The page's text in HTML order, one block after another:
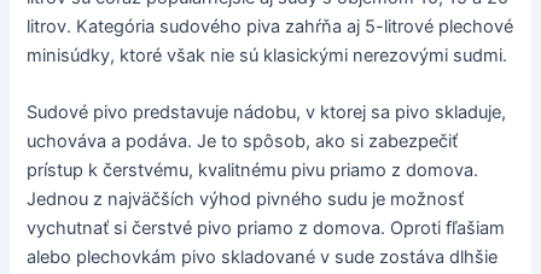
litrov. Kategória sudového piva zahŕňa aj 5-litrové plechové
minisúdky, ktoré však nie sú klasickými nerezovými sudmi.
Sudové pivo predstavuje nádobu, v ktorej sa pivo skladuje,
uchováva a podáva. Je to spôsob, ako si zabezpečiť
prístup k čerstvému, kvalitnému pivu priamo z domova.
Jednou z najväčších výhod pivného sudu je možnosť
vychutnať si čerstvé pivo priamo z domova. Oproti fľašiam
alebo plechovkám pivo skladované v sude zostáva dlhšie